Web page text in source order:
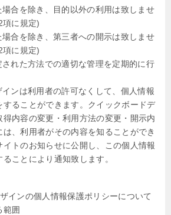
合を除き、目的以外の利用は致しませ
項に規定)
合を除き、第三者への開示は致しませ
項に規定)
れた方法での適切な管理を定期的に行
ンは利用者の許可なくして、個人情報
ることができます。クイックボードデ
内容の変更・利用方法の変更・開示内
、利用者がその内容を知ることができ
イトのお知らせに公開し、この個人情報
ことにより通知致します。
インの個人情報保護ポリシーについて
範囲